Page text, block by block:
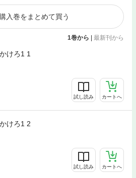
入巻をまとめて買う
1巻から 最新刊から
けろ1 1
試し読み カートへ
けろ1 2
試し読み カートへ